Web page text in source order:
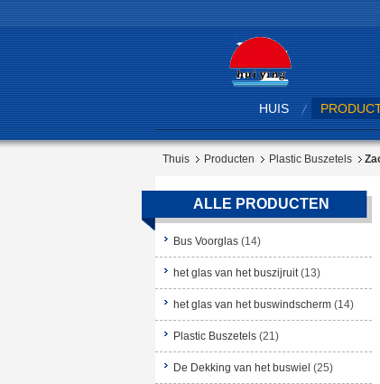
HUIS
Thuis Producten Plastic Buszetels
ALLE PRODUCTEN
Bus Voorglas (14)
het glas van het buszijruit (13)
het glas van het buswindscherm (14)
Plastic Buszetels (21)
De Dekking van het buswiel (25)